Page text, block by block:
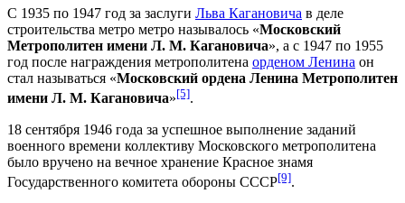
С 1935 по 1947 год за заслуги Льва Кагановича в деле
строительства метро метро называлось «Московский
Метрополитен имени Л. М. Кагановича», а с 1947 по 1955
год после награждения метрополитена орденом Ленина он
стал называться «Московский ордена Ленина Метрополитен
имени Л. М. Кагановича»[5].
18 сентября 1946 года за успешное выполнение заданий
военного времени коллективу Московского метрополитена
было вручено на вечное хранение Красное знамя
Государственного комитета обороны СССР[9].